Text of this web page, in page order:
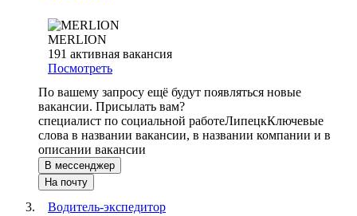
MERLION
191 активная вакансия
Посмотреть
По вашему запросу ещё будут появляться новые
вакансии. Присылать вам?
специалист по социальной работеЛипецкКлючевые
слова в названии вакансии, в названии компании и в
описании вакансии
В мессенджер
На почту
Водитель-экспедитор